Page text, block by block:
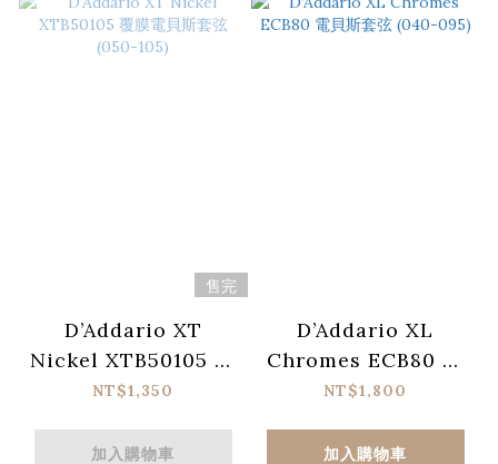
售完
D’Addario XT
Nickel XTB50105 覆
膜電貝斯套弦 (050-
NT$1,350
加入購物車
D’Addario XL
Chromes ECB80 電
貝斯套弦 (040-095)
NT$1,800
加入購物車